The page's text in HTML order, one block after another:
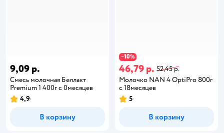
9,09 р.
Смесь молочная Беллакт
Premium 1 400г с 0месяцев
4,9
В корзину
−10%
46,79 р. 52,45 р.
Молочко NAN 4 OptiPro 800г
с 18месяцев
5
В корзину